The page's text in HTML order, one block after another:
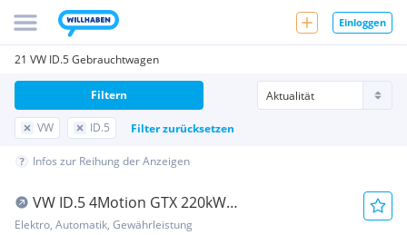
Einloggen
21 VW ID.5 Gebrauchtwagen
VW ID.5 Filter zurücksetzen
Filtern
Infos zur Reihung der Anzeigen
VW ID.5 4Motion GTX 220kW
Wärmepumpe+IQLight+Pano
Elektro, Automatik, Gewährleistung